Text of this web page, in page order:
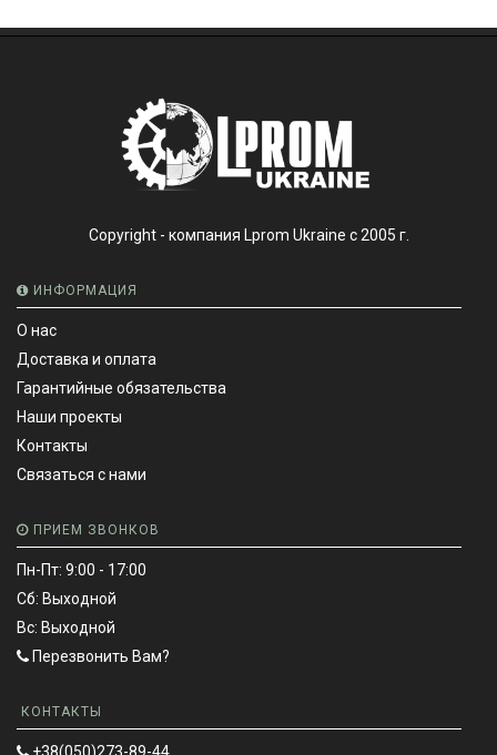
Copyright - компания Lprom Ukraine с 2005 г.
ИНФОРМАЦИЯ
О нас
Доставка и оплата
Гарантийные обязательства
Наши проекты
Контакты
Связаться с нами
ПРИЕМ ЗВОНКОВ
Пн-Пт: 9:00 - 17:00
Сб: Выходной
Вс: Выходной
Перезвонить Вам?
КОНТАКТЫ